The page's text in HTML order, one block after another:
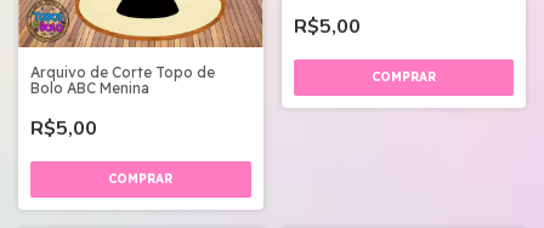
Arquivo de Corte Topo de
Bolo ABC Menina
R$5,00
R$5,00